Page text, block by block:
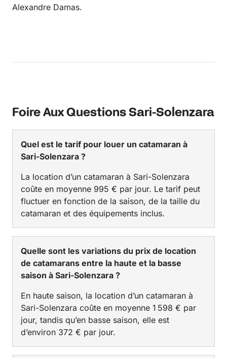
Alexandre Damas.
Foire Aux Questions Sari-Solenzara
Quel est le tarif pour louer un catamaran à
Sari-Solenzara ?
La location d’un catamaran à Sari-Solenzara
coûte en moyenne 995 € par jour. Le tarif peut
fluctuer en fonction de la saison, de la taille du
catamaran et des équipements inclus.
Quelle sont les variations du prix de location
de catamarans entre la haute et la basse
saison à Sari-Solenzara ?
En haute saison, la location d’un catamaran à
Sari-Solenzara coûte en moyenne 1 598 € par
jour, tandis qu’en basse saison, elle est
d’environ 372 € par jour.